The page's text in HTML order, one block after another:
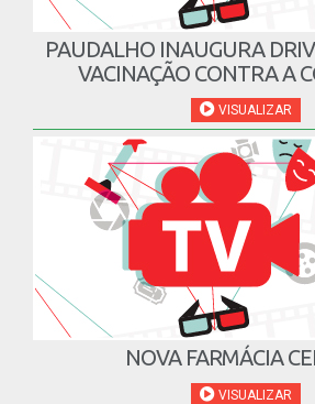
PAUDALHO INAUGURA
VACINAÇÃO CONTRA A
VISUALIZAR
NOVA FARMÁCIA
VISUALIZAR